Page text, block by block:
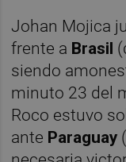
Johan Mojica
frente a Brasil
siendo
minuto 23 del
Roco estuvo
ante Paraguay